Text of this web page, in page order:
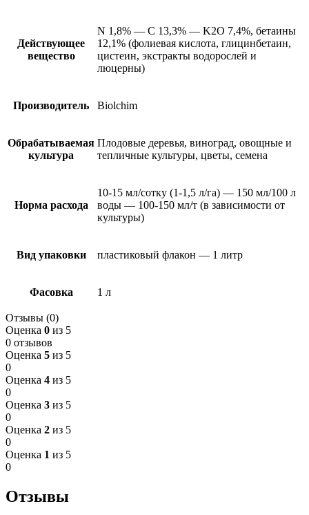
Действующее
вещество
N 1,8% — C 13,3% — K2O 7,4%, бетаины
12,1% (фолиевая кислота, глицинбетаин,
цистеин, экстракты водорослей и
люцерны)
Производитель Biolchim
Обрабатываемая
культура
Плодовые деревья, виноград, овощные и
тепличные культуры, цветы, семена
Норма расхода
10-15 мл/сотку (1-1,5 л/га) — 150 мл/100 л
воды — 100-150 мл/т (в зависимости от
культуры)
Вид упаковки пластиковый флакон — 1 литр
Фасовка 1 л
Отзывы (0)
Оценка 0 из 5
0 отзывов
Оценка 5 из 5
0
Оценка 4 из 5
0
Оценка 3 из 5
0
Оценка 2 из 5
0
Оценка 1 из 5
0
Отзывы